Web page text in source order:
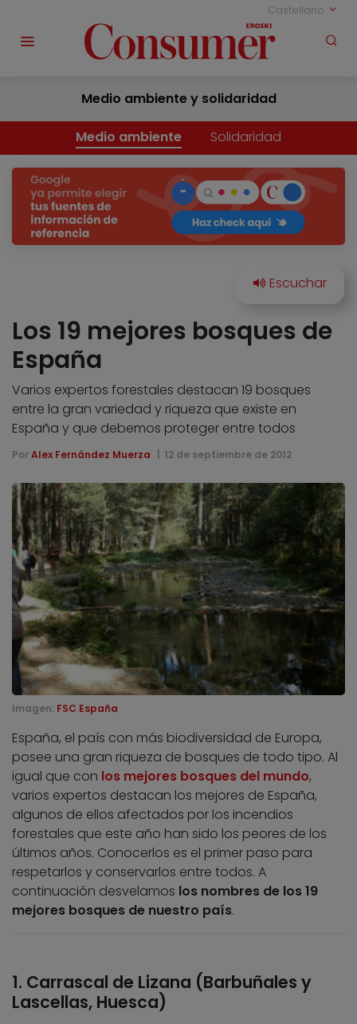
Castellano
Medio ambiente y solidaridad
Medio ambiente Solidaridad
Los 19 mejores bosques de
España
Varios expertos forestales destacan 19 bosques
entre la gran variedad y riqueza que existe en
España y que debemos proteger entre todos
Por Alex Fernández Muerza 12 de septiembre de 2012
Imagen: FSC España
España, el país con más biodiversidad de Europa,
posee una gran riqueza de bosques de todo tipo. Al
igual que con los mejores bosques del mundo,
varios expertos destacan los mejores de España,
algunos de ellos afectados por los incendios
forestales que este año han sido los peores de los
últimos años. Conocerlos es el primer paso para
respetarlos y conservarlos entre todos. A
continuación desvelamos los nombres de los 19
mejores bosques de nuestro país.
1. Carrascal de Lizana (Barbuñales y
Lascellas, Huesca)